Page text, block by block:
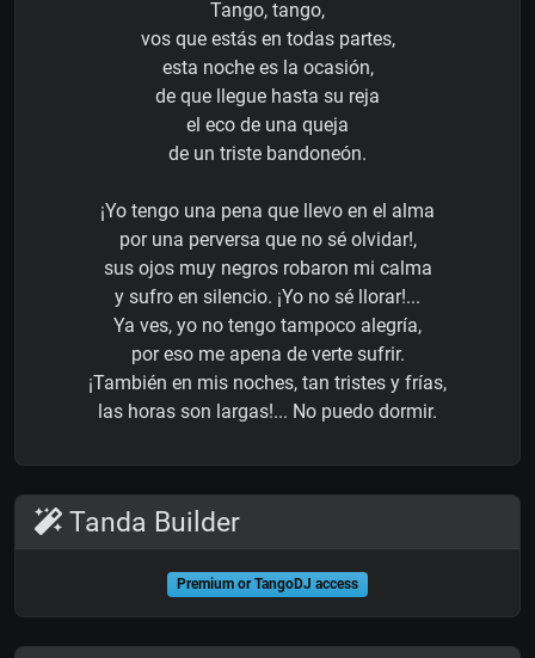
Tango, tango,
vos que estás en todas partes,
esta noche es la ocasión,
de que llegue hasta su reja
el eco de una queja
de un triste bandoneón.
¡Yo tengo una pena que llevo en el alma
por una perversa que no sé olvidar!,
sus ojos muy negros robaron mi calma
y sufro en silencio. ¡Yo no sé llorar!...
Ya ves, yo no tengo tampoco alegría,
por eso me apena de verte sufrir.
¡También en mis noches, tan tristes y frías,
las horas son largas!... No puedo dormir.
Tanda Builder
Premium or TangoDJ access